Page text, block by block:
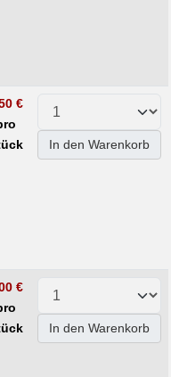
€
In den Warenkorb
€
In den Warenkorb